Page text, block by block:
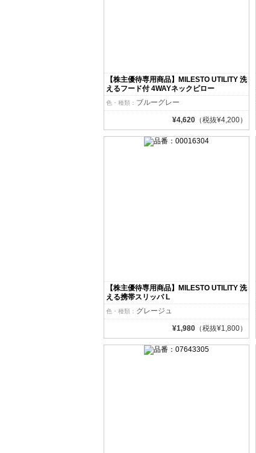
【株主優待専用商品】MILESTO UTILITY 洗
えるフード付 4WAYネックピロー
色・種類： ブルーグレー
¥4,620 （税抜¥4,200）
【株主優待専用商品】MILESTO UTILITY 洗
える携帯スリッパ L
色・種類： グレージュ
¥1,980 （税抜¥1,800）